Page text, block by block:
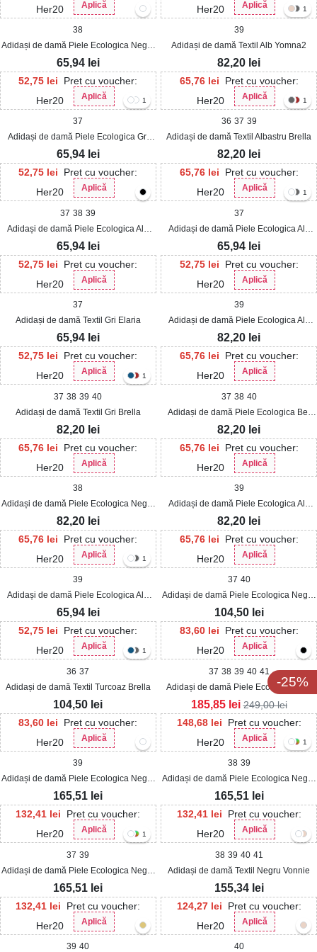
Her20 Aplică Her20 Aplică
38
Adidași de damă Piele Ecologica Negru
Molina
52,75 lei
Pret cu voucher:
Her20
Aplică
65,94 lei
1
39
Adidași de damă Textil Alb Yomna2
65,76 lei
Pret cu voucher:
Her20
Aplică
82,20 lei
1
37
Adidași de damă Piele Ecologica Gri
Eloni
52,75 lei
Pret cu voucher:
Her20
Aplică
65,94 lei
1
36 37 39
Adidași de damă Textil Albastru Brella
65,76 lei
Pret cu voucher:
Her20
Aplică
82,20 lei
37 38 39
Adidași de damă Piele Ecologica Alb
Molina
52,75 lei
Pret cu voucher:
Her20
Aplică
65,94 lei
1
37
Adidași de damă Piele Ecologica Alb
Eloni2
52,75 lei
Pret cu voucher:
Her20
Aplică
65,94 lei
37
Adidași de damă Textil Gri Elaria
52,75 lei
Pret cu voucher:
Her20
Aplică
65,94 lei
39
Adidași de damă Piele Ecologica Alb
Amarisa
65,76 lei
Pret cu voucher:
Her20
Aplică
82,20 lei
1
37 38 39 40
Adidași de damă Textil Gri Brella
65,76 lei
Pret cu voucher:
Her20
Aplică
82,20 lei
37 38 40
Adidași de damă Piele Ecologica Bej
Nhyla
65,76 lei
Pret cu voucher:
Her20
Aplică
82,20 lei
38
Adidași de damă Piele Ecologica Negru
Maliea
65,76 lei
Pret cu voucher:
Her20
Aplică
82,20 lei
39
Adidași de damă Piele Ecologica Alb
Cadyn
65,76 lei
Pret cu voucher:
Her20
Aplică
82,20 lei
1
39
Adidași de damă Piele Ecologica Alb
Eloni
52,75 lei
Pret cu voucher:
Her20
Aplică
65,94 lei
37 40
Adidași de damă Piele Ecologica Negru
Zienna
83,60 lei
Pret cu voucher:
Her20
Aplică
104,50 lei
1
36 37
Adidași de damă Textil Turcoaz Brella
83,60 lei
Pret cu voucher:
Her20
Aplică
104,50 lei
-25%
37 38 39 40 41
Adidași de damă Piele Ecologica Roz
Zikra
148,68 lei
Pret cu voucher:
Her20
Aplică
185,85 lei 249,00lei
39
Adidași de damă Piele Ecologica Negru
Nelya
132,41 lei
Pret cu voucher:
Her20
Aplică
165,51 lei
1
38 39
Adidași de damă Piele Ecologica Negru
Mayely2
132,41 lei
Pret cu voucher:
Her20
Aplică
165,51 lei
1
37 39
Adidași de damă Piele Ecologica Negru
Mayely
132,41 lei
Pret cu voucher:
Her20
Aplică
165,51 lei
38 39 40 41
Adidași de damă Textil Negru Vonnie
124,27 lei
Pret cu voucher:
Her20
Aplică
155,34 lei
39 40 40